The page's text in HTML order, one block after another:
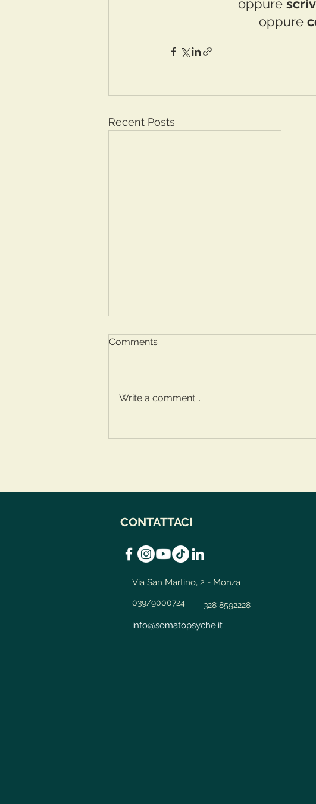
oppure
oppure
Recent Posts
Comments
Write a comment...
CONTATTACI
Via San Martino, 2 - Monza
039/9000724 328 8592228
info@somatopsyche.it